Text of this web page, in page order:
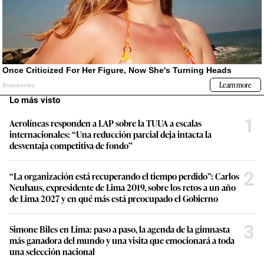
Lo más visto
Aerolíneas responden a LAP sobre la TUUA a escalas
internacionales: “Una reducción parcial deja intacta la
desventaja competitiva de fondo”
1
“La organización está recuperando el tiempo perdido”: Carlos
Neuhaus, expresidente de Lima 2019, sobre los retos a un año
de Lima 2027 y en qué más está preocupado el Gobierno
2
Simone Biles en Lima: paso a paso, la agenda de la gimnasta
más ganadora del mundo y una visita que emocionará a toda
una selección nacional
3